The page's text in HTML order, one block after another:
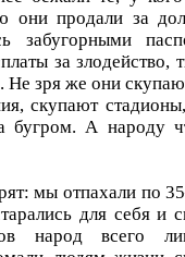
они продали за
забугорными
за
Не зря же они
скупают
бугром. А народу
мы отпахали по
для себя и
народ всего